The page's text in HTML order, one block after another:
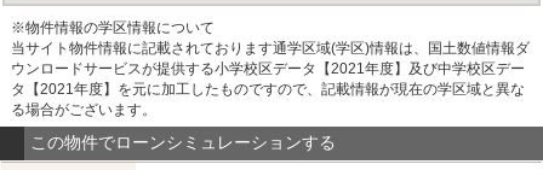
※物件情報の学区情報について
当サイト物件情報に記載されております通学区域(学区)情報は、国土数値情報ダ
ウンロードサービスが提供する小学校区データ【2021年度】及び中学校区デー
タ【2021年度】を元に加工したものですので、記載情報が現在の学区域と異な
る場合がございます。
この物件でローンシミュレーションする